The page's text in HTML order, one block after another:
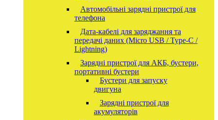
Автомобільні зарядні пристрої для
телефона
Дата-кабелі для заряджання та
передачі даних (Micro USB / Type-C /
Lightning)
Зарядні пристрої для АКБ, бустери,
портативні бустери
Бустери для запуску
двигуна
Зарядні пристрої для
акумуляторів